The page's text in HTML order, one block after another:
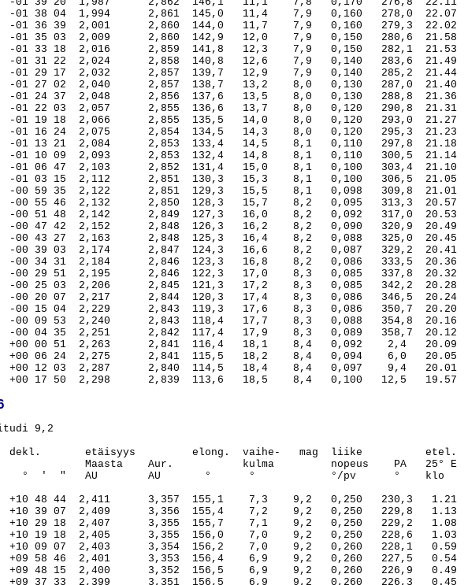
9,2
etäisyys         elong.  vaihe-   mag  liike          etel.
Maasta    Aur.           kulma         nopeus    PA   25° E
°  '  "   AU        AU       °      °            °/pv      °    klo
48 44  2,411      3,357  155,1    7,3    9,2   0,250   230,3   1.21
39 07  2,409      3,356  155,4    7,2    9,2   0,250   229,8   1.13
29 18  2,407      3,355  155,7    7,1    9,2   0,250   229,2   1.08
19 18  2,405      3,355  156,0    7,0    9,2   0,250   228,6   1.03
09 07  2,403      3,354  156,2    7,0    9,2   0,260   228,1   0.59
58 46  2,401      3,353  156,4    6,9    9,2   0,260   227,5   0.54
48 15  2,400      3,352  156,5    6,9    9,2   0,260   226,9   0.49
37 33  2,399      3,351  156,5    6,9    9,2   0,260   226,3   0.45